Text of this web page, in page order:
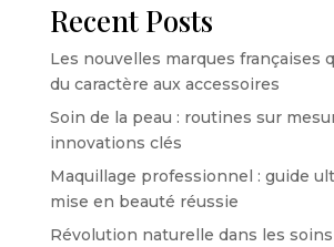
Recent Posts
Les nouvelles marques françaises
du caractère aux accessoires
Soin de la peau : routines sur
innovations clés
Maquillage professionnel : guide
mise en beauté réussie
Révolution naturelle dans les